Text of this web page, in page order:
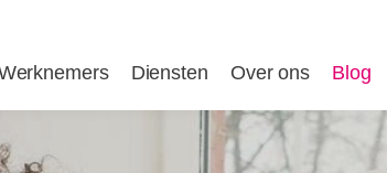
Diensten Over ons Blog